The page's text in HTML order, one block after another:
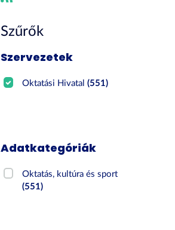
Szűrők
Szervezetek
Oktatási Hivatal(551)
Adatkategóriák
Oktatás, kultúra és sport
(551)